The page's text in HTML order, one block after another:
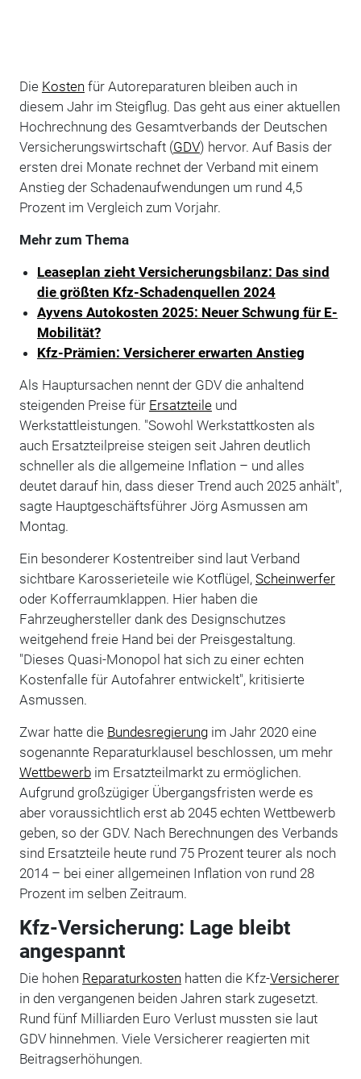
Die Kosten für Autoreparaturen bleiben auch in
diesem Jahr im Steigflug. Das geht aus einer aktuellen
Hochrechnung des Gesamtverbands der Deutschen
Versicherungswirtschaft (GDV) hervor. Auf Basis der
ersten drei Monate rechnet der Verband mit einem
Anstieg der Schadenaufwendungen um rund 4,5
Prozent im Vergleich zum Vorjahr.
Mehr zum Thema
Leaseplan zieht Versicherungsbilanz: Das sind
die größten Kfz-Schadenquellen 2024
Ayvens Autokosten 2025: Neuer Schwung für E-
Mobilität?
Kfz-Prämien: Versicherer erwarten Anstieg
Als Hauptursachen nennt der GDV die anhaltend
steigenden Preise für Ersatzteileund
Werkstattleistungen. "Sowohl Werkstattkosten als
auch Ersatzteilpreise steigen seit Jahren deutlich
schneller als die allgemeine Inflation – und alles
deutet darauf hin, dass dieser Trend auch 2025 anhält",
sagte Hauptgeschäftsführer Jörg Asmussen am
Montag.
Ein besonderer Kostentreiber sind laut Verband
sichtbare Karosserieteile wie Kotflügel, Scheinwerfer
oder Kofferraumklappen. Hier haben die
Fahrzeughersteller dank des Designschutzes
weitgehend freie Hand bei der Preisgestaltung.
"Dieses Quasi-Monopol hat sich zu einer echten
Kostenfalle für Autofahrer entwickelt", kritisierte
Asmussen.
Zwar hatte die Bundesregierungim Jahr 2020 eine
sogenannte Reparaturklausel beschlossen, um mehr
Wettbewerbim Ersatzteilmarkt zu ermöglichen.
Aufgrund großzügiger Übergangsfristen werde es
aber voraussichtlich erst ab 2045 echten Wettbewerb
geben, so der GDV. Nach Berechnungen des Verbands
sind Ersatzteile heute rund 75 Prozent teurer als noch
2014 – bei einer allgemeinen Inflation von rund 28
Prozent im selben Zeitraum.
Kfz-Versicherung: Lage bleibt
angespannt
Die hohen Reparaturkosten hatten die Kfz-Versicherer
in den vergangenen beiden Jahren stark zugesetzt.
Rund fünf Milliarden Euro Verlust mussten sie laut
GDV hinnehmen. Viele Versicherer reagierten mit
Beitragserhöhungen.